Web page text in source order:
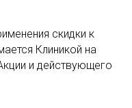
скидки к
Клиникой на
и действующего